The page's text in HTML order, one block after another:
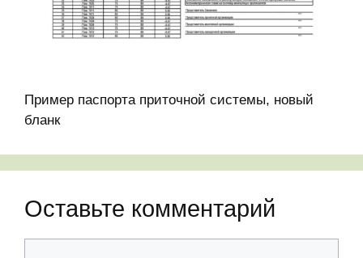
Пример паспорта приточной системы, новый
бланк
Оставьте комментарий